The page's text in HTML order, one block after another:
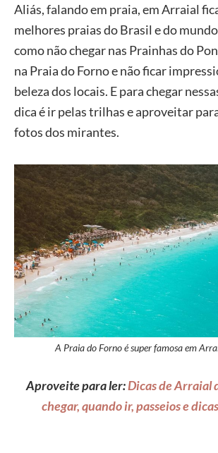
Aliás, falando em praia, em Arraial
melhores praias do Brasil e do
como não chegar nas Prainhas do
na Praia do Forno e não ficar
beleza dos locais. E para chegar
dica é ir pelas trilhas e aproveitar
fotos dos mirantes.
A Praia do Forno é super famosa em
Aproveite para ler:Dicas de Arraial
chegar, quando ir, passeios e